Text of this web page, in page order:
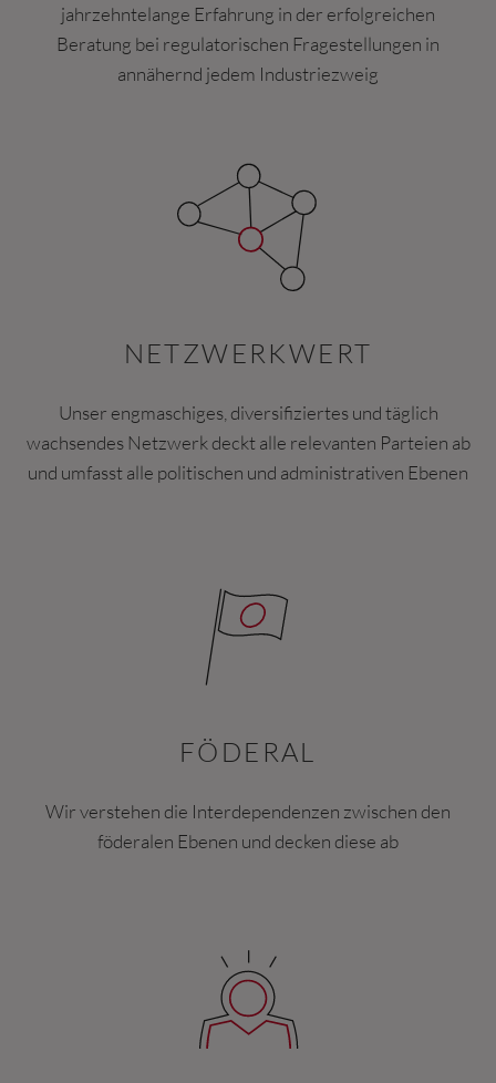
jahrzehntelange Erfahrung in der erfolgreichen
Beratung bei regulatorischen Fragestellungen in
annähernd jedem Industriezweig
NETZWERKWERT
Unser engmaschiges, diversifiziertes und täglich
wachsendes Netzwerk deckt alle relevanten Parteien ab
und umfasst alle politischen und administrativen Ebenen
FÖDERAL
Wir verstehen die Interdependenzen zwischen den
föderalen Ebenen und decken diese ab